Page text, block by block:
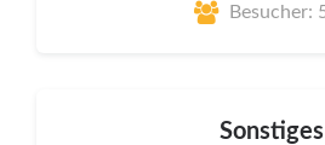
Besucher:
Sonstiges